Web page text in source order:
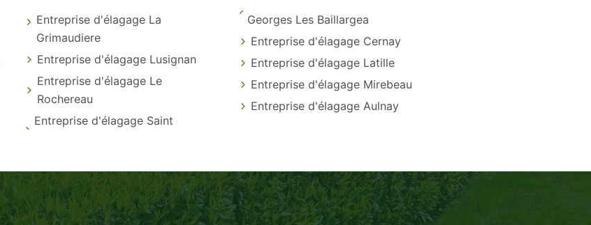
Entreprise d'élagage La
Grimaudiere
Entreprise d'élagage Lusignan
Entreprise d'élagage Le
Rochereau
Entreprise d'élagage Saint
Georges Les Baillargea
Entreprise d'élagage Cernay
Entreprise d'élagage Latille
Entreprise d'élagage Mirebeau
Entreprise d'élagage Aulnay